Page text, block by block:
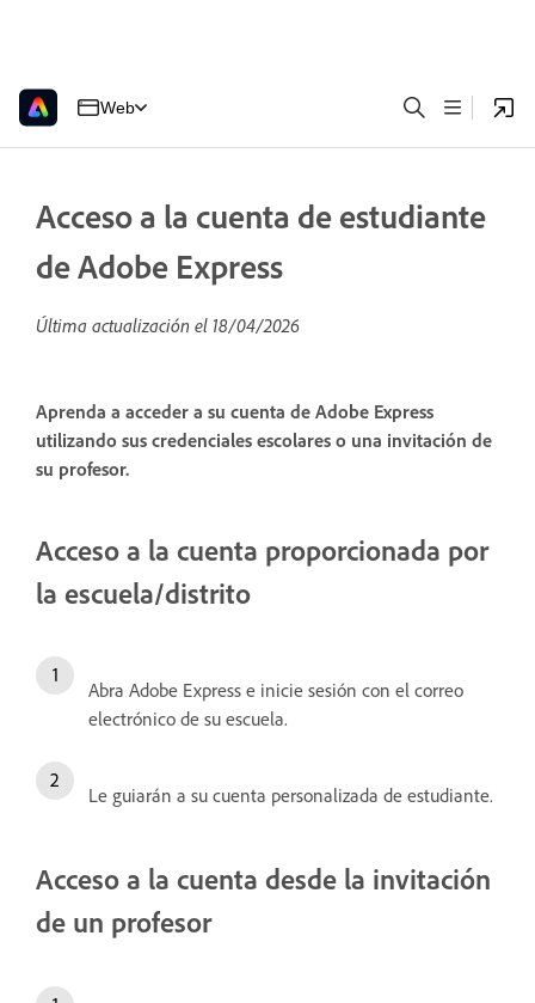
Web
Acceso a la cuenta de estudiante
de Adobe Express
Última actualización el 18/04/2026
Aprenda a acceder a su cuenta de Adobe Express
utilizando sus credenciales escolares o una invitación de
su profesor.
Acceso a la cuenta proporcionada por
la escuela/distrito
Abra Adobe Express e inicie sesión con el correo
electrónico de su escuela.
Le guiarán a su cuenta personalizada de estudiante.
Acceso a la cuenta desde la invitación
de un profesor